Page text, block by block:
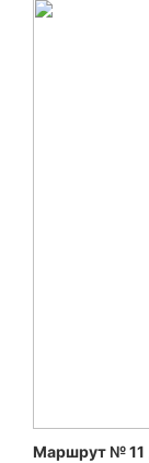
Маршрут № 11